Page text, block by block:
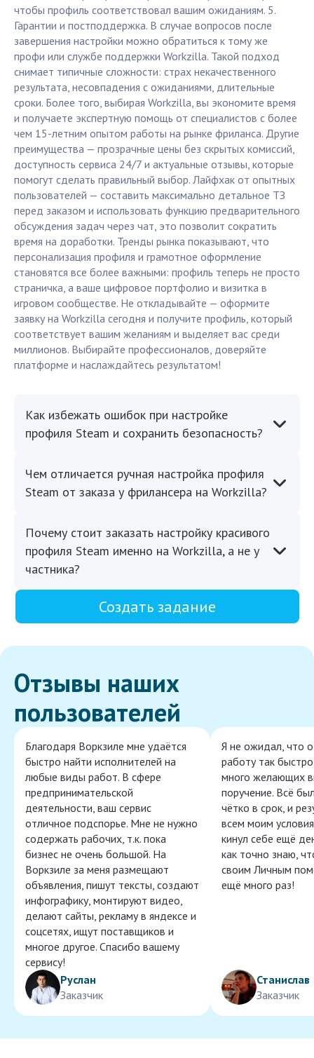
чтобы профиль соответствовал вашим ожиданиям. 5.
Гарантии и постподдержка. В случае вопросов после
завершения настройки можно обратиться к тому же
профи или службе поддержки Workzilla. Такой подход
снимает типичные сложности: страх некачественного
результата, несовпадения с ожиданиями, длительные
сроки. Более того, выбирая Workzilla, вы экономите время
и получаете экспертную помощь от специалистов с более
чем 15-летним опытом работы на рынке фриланса. Другие
преимущества — прозрачные цены без скрытых комиссий,
доступность сервиса 24/7 и актуальные отзывы, которые
помогут сделать правильный выбор. Лайфхак от опытных
пользователей — составить максимально детальное ТЗ
перед заказом и использовать функцию предварительного
обсуждения задач через чат, это позволит сократить
время на доработки. Тренды рынка показывают, что
персонализация профиля и грамотное оформление
становятся все более важными: профиль теперь не просто
страничка, а ваше цифровое портфолио и визитка в
игровом сообществе. Не откладывайте — оформите
заявку на Workzilla сегодня и получите профиль, который
соответствует вашим желаниям и выделяет вас среди
миллионов. Выбирайте профессионалов, доверяйте
платформе и наслаждайтесь результатом!
Как избежать ошибок при настройке
профиля Steam и сохранить безопасность?
Чем отличается ручная настройка профиля
Steam от заказа у фрилансера на Workzilla?
Почему стоит заказать настройку красивого
профиля Steam именно на Workzilla, а не у
частника?
Создать задание
Отзывы наших
пользователей
Благодаря Воркзиле мне удаётся
быстро найти исполнителей на
любые виды работ. В сфере
предпринимательской
деятельности, ваш сервис
отличное подспорье. Мне не нужно
содержать рабочих, т.к. пока
бизнес не очень большой. На
Воркзиле за меня размещают
объявления, пишут тексты, создают
инфографику, монтируют видео,
делают сайты, рекламу в яндексе и
соцсетях, ищут поставщиков и
многое другое. Спасибо вашему
сервису!
Руслан
Заказчик
Я не ожидал, что
работу так
много желающих
поручение. Всё
чётко в срок, и
всем моим
кинул себе ещё
как точно знаю,
своим Личным
ещё много раз!
Станислав
Заказчик